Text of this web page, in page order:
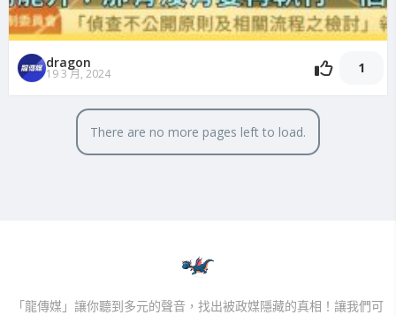
dragon
19 3 月, 2024 1
There are no more pages left to load.
「龍傳媒」讓你聽到多元的聲音，找出被政媒隱藏的真相！讓我們可